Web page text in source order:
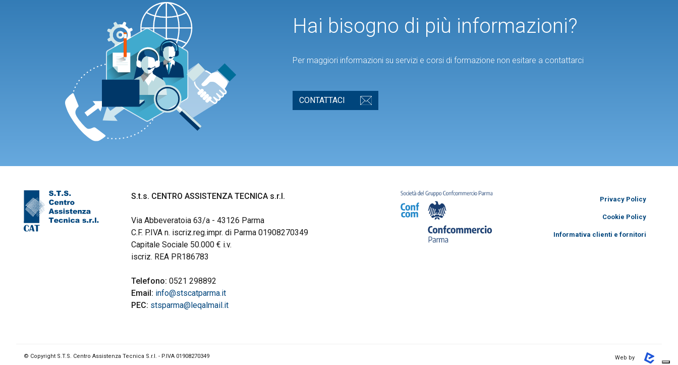
Hai bisogno di più informazioni?
Per maggiori informazioni su servizi e corsi di formazione non esitare a contattarci
CONTATTACI
S.t.s. CENTRO ASSISTENZA TECNICA s.r.l.
Via Abbeveratoia 63/a - 43126 Parma
C.F. P.IVA n. iscriz.reg.impr. di Parma 01908270349
Capitale Sociale 50.000 € i.v.
iscriz. REA PR186783
Telefono:0521 298892
Email: info@stscatparma.it
PEC: stsparma@leqalmail.it
Privacy Policy
Cookie Policy
Informativa clienti e fornitori
© Copyright S.T.S. Centro Assistenza Tecnica S.r.l. - P.IVA 01908270349 Web by